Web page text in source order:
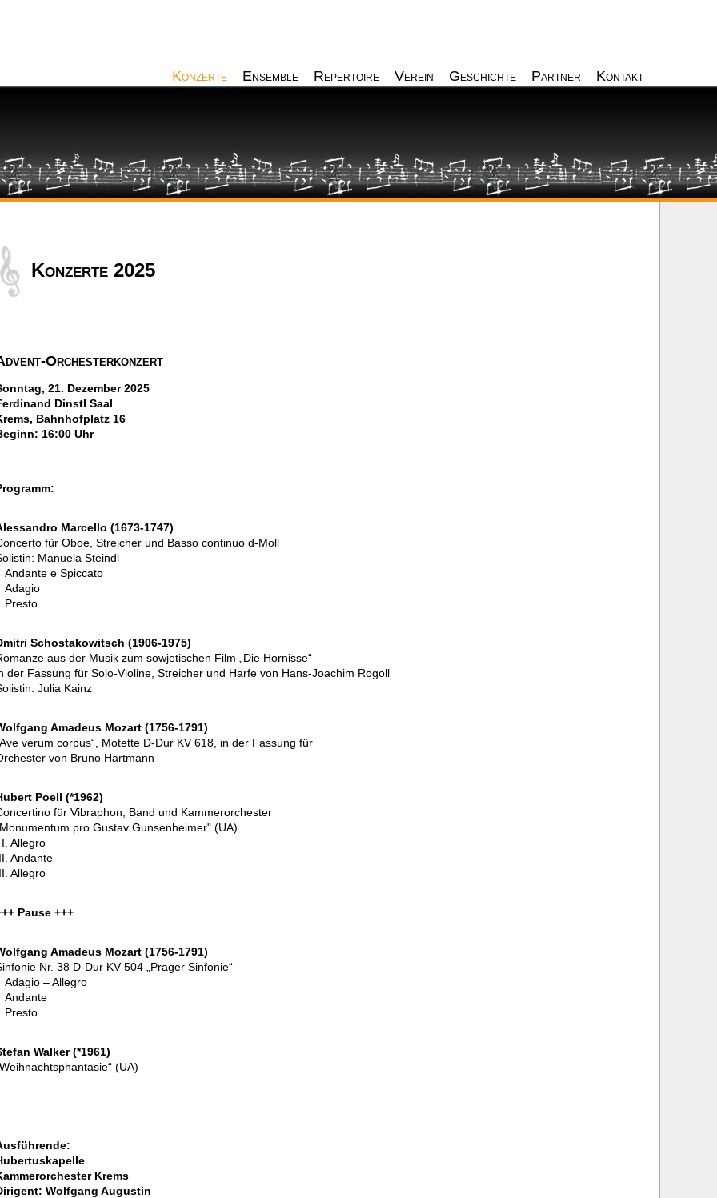
Konzerte Ensemble Repertoire Verein Geschichte Partner Kontakt
Konzerte 2025
Orchesterkonzert
21. Dezember 2025
Dinstl Saal
Bahnhofplatz 16
16:00 Uhr
Marcello (1673-1747)
für Oboe, Streicher und Basso continuo d-Moll
Manuela Steindl
e Spiccato
Schostakowitsch (1906-1975)
aus der Musik zum sowjetischen Film „Die Hornisse“
der Fassung für Solo-Violine, Streicher und Harfe von Hans-Joachim Rogoll
Julia Kainz
Amadeus Mozart (1756-1791)
verum corpus“, Motette D-Dur KV 618, in der Fassung für
von Bruno Hartmann
Poell (*1962)
für Vibraphon, Band und Kammerorchester
pro Gustav Gunsenheimer" (UA)
Allegro
Andante
Allegro
Pause +++
Amadeus Mozart (1756-1791)
Nr. 38 D-Dur KV 504 „Prager Sinfonie“
– Allegro
Walker (*1961)
(UA)
Krems
Wolfgang Augustin